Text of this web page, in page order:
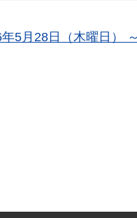
5月28日（木曜日）